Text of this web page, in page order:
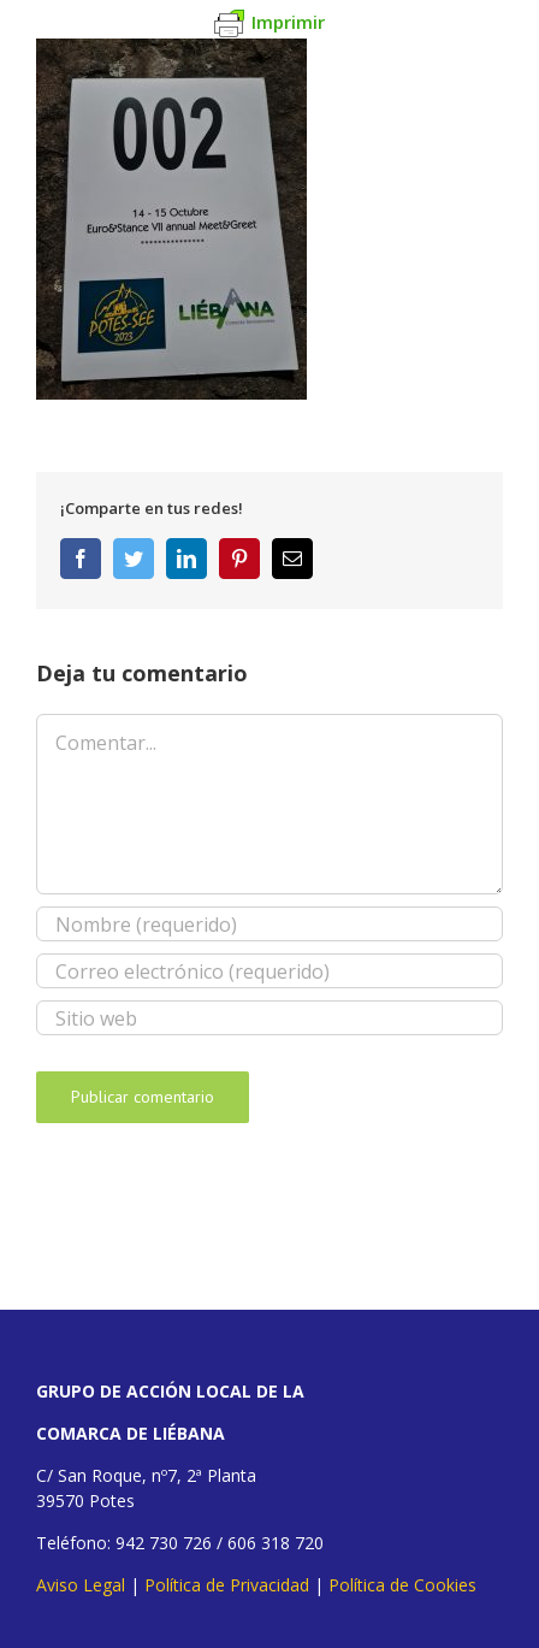
Imprimir
¡Comparte en tus redes!
FacebookTwitterLinkedInPinterestCorreo
electrónico
Deja tu comentario
Comentar
GRUPO DE ACCIÓN LOCAL DE LA
COMARCA DE LIÉBANA
C/ San Roque, nº7, 2ª Planta
39570 Potes
Teléfono: 942 730 726 / 606 318 720
Aviso Legal | Política de Privacidad | Política de Cookies